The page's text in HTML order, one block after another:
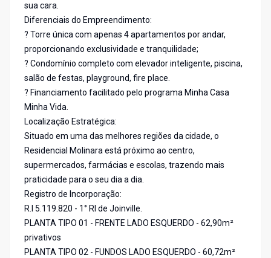
sua cara.
Diferenciais do Empreendimento:
? Torre única com apenas 4 apartamentos por andar,
proporcionando exclusividade e tranquilidade;
? Condomínio completo com elevador inteligente, piscina,
salão de festas, playground, fire place.
? Financiamento facilitado pelo programa Minha Casa
Minha Vida.
Localização Estratégica:
Situado em uma das melhores regiões da cidade, o
Residencial Molinara está próximo ao centro,
supermercados, farmácias e escolas, trazendo mais
praticidade para o seu dia a dia.
Registro de Incorporação:
R.I 5.119.820 - 1° RI de Joinville.
PLANTA TIPO 01 - FRENTE LADO ESQUERDO - 62,90m²
privativos
PLANTA TIPO 02 - FUNDOS LADO ESQUERDO - 60,72m²